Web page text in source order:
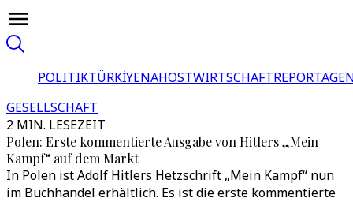
POLITIKTÜRKİYENAHOSTWIRTSCHAFT
GESELLSCHAFT
2 MIN. LESEZEIT
Polen: Erste kommentierte Ausgabe von Hitlers „Mein
Kampf“ auf dem Markt
In Polen ist Adolf Hitlers Hetzschrift „Mein Kampf“ nun
im Buchhandel erhältlich. Es ist die erste kommentierte